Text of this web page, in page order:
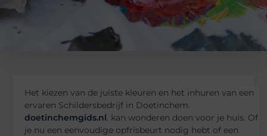
Het kiezen van de juiste kleuren en het inhuren van een
ervaren Schildersbedrijf in Doetinchem.
doetinchemgids.nl. kan wonderen doen voor je huis. Of
je nu een eenvoudige opfrisbeurt nodig hebt of een